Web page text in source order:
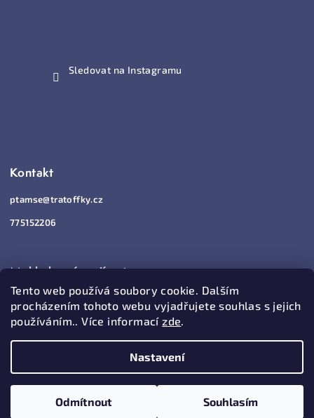
Tento web používá soubory cookie. Dalším
procházením tohoto webu vyjadřujete souhlas s jejich
používáním.. Více informacízde.
Nastavení
Odmítnout Souhlasím
Kontakt
ptamse@tratoffky.cz
775152206
Sledovat na Instagramu
Mohlo by vás zajímat
Jak nakupovat
Vrácení a reklamace